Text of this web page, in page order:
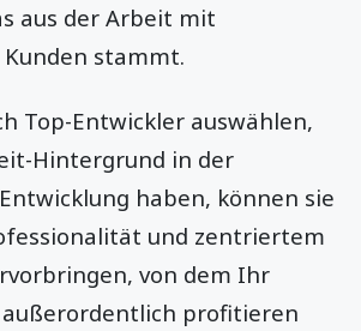
aus der Arbeit mit
stammt.
Top-Entwickler auswählen,
Hintergrund in der
haben, können sie
und zentriertem
von dem Ihr
profitieren